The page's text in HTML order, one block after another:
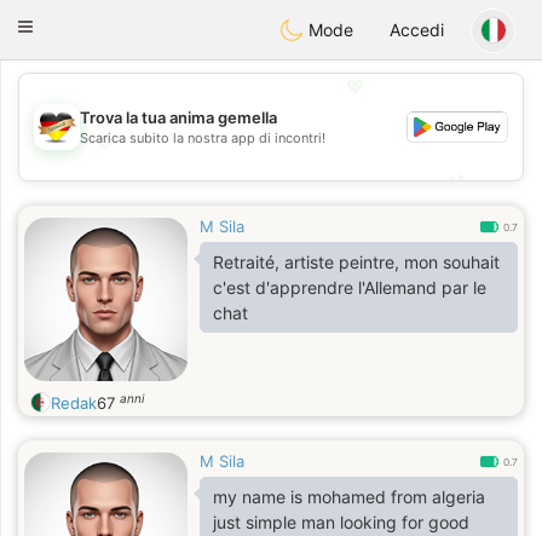
DeutschDating
Toggle
Mode Accedi
💖
💕
Trova la tua anima gemella
Scarica subito la nostra app di incontri!
M Sila 0.7
Retraité, artiste peintre, mon souhait
c'est d'apprendre l'Allemand par le
chat
Redak67 anni
M Sila 0.7
my name is mohamed from algeria
just simple man looking for good